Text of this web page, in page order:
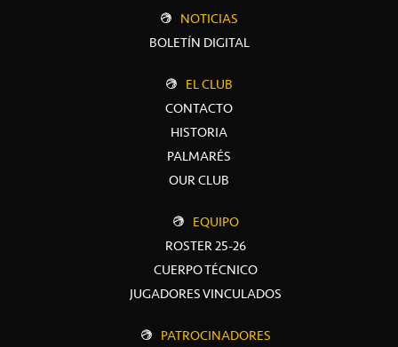
NOTICIAS
BOLETÍN DIGITAL
EL CLUB
CONTACTO
HISTORIA
PALMARÉS
OUR CLUB
EQUIPO
ROSTER 25-26
CUERPO TÉCNICO
JUGADORES VINCULADOS
PATROCINADORES